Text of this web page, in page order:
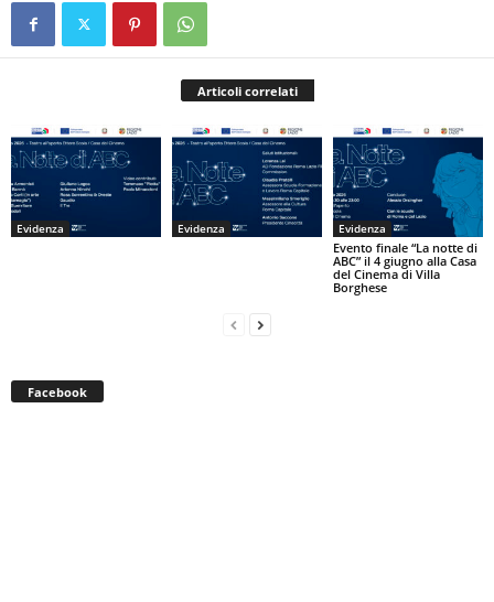
Articoli correlati
Evidenza Evidenza Evidenza
Evento finale “La notte di
ABC” il 4 giugno alla Casa
del Cinema di Villa
Borghese
Facebook